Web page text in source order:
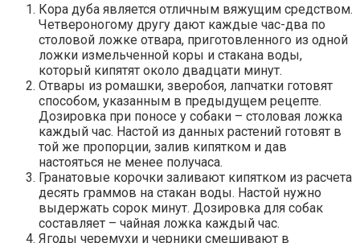
Кора дуба является отличным вяжущим средством.
Четвероногому другу дают каждые час-два по
столовой ложке отвара, приготовленного из одной
ложки измельченной коры и стакана воды,
который кипятят около двадцати минут.
Отвары из ромашки, зверобоя, лапчатки готовят
способом, указанным в предыдущем рецепте.
Дозировка при поносе у собаки – столовая ложка
каждый час. Настой из данных растений готовят в
той же пропорции, залив кипятком и дав
настояться не менее получаса.
Гранатовые корочки заливают кипятком из расчета
десять граммов на стакан воды. Настой нужно
выдержать сорок минут. Дозировка для собак
составляет – чайная ложка каждый час.
Ягоды черемухи и черники смешивают в